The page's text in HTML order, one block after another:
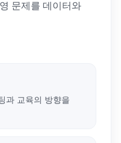
문제를 데이터와
과 교육의 방향을